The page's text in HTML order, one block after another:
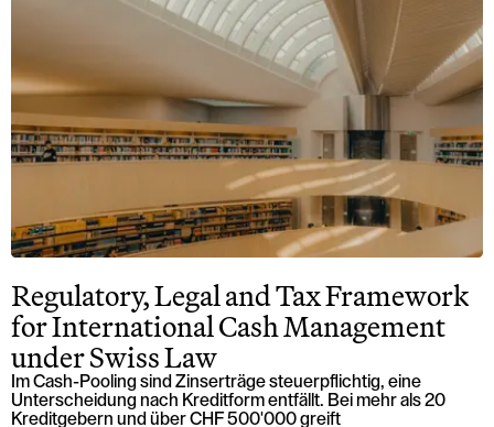
Regulatory, Legal and Tax Framework
for International Cash Management
under Swiss Law
Im Cash-Pooling sind Zinserträge steuerpflichtig, eine
Unterscheidung nach Kreditform entfällt. Bei mehr als 20
Kreditgebern und über CHF 500'000 greift